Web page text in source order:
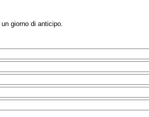
giorno di anticipo.